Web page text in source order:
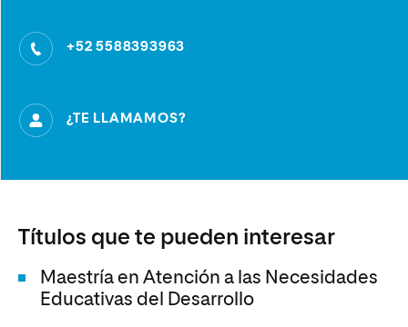
+52 5588393963
¿TE LLAMAMOS?
Títulos que te pueden interesar
Maestría en Atención a las Necesidades
Educativas del Desarrollo